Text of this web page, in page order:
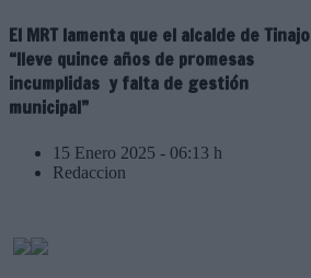
El MRT lamenta que el alcalde de Tinajo
“lleve quince años de promesas
incumplidas y falta de gestión
municipal”
15 Enero 2025 - 06:13 h
Redaccion